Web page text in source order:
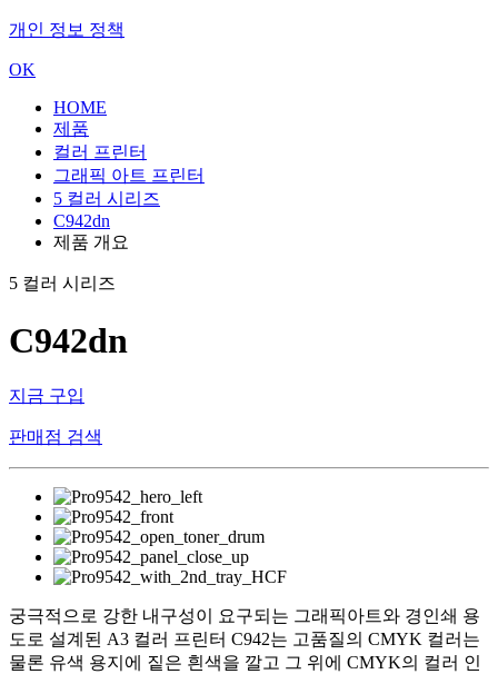
개인 정보 정책
OK
HOME
제품
컬러 프린터
그래픽 아트 프린터
5 컬러 시리즈
C942dn
제품 개요
5 컬러 시리즈
C942dn
지금 구입
판매점 검색
궁극적으로 강한 내구성이 요구되는 그래픽아트와 경인쇄 용
도로 설계된 A3 컬러 프린터 C942는 고품질의 CMYK 컬러는
물론 유색 용지에 짙은 흰색을 깔고 그 위에 CMYK의 컬러 인